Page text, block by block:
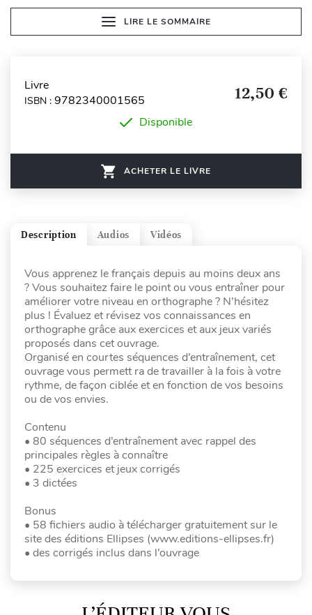
LIRE LE SOMMAIRE
Livre
ISBN : 9782340001565 12,50 €
Disponible
ACHETER LE LIVRE
Vidéos
Audios
Description
Vous apprenez le français depuis au moins deux ans
? Vous souhaitez faire le point ou vous entraîner pour
améliorer votre niveau en orthographe ? N’hésitez
plus ! Évaluez et révisez vos connaissances en
orthographe grâce aux exercices et aux jeux variés
proposés dans cet ouvrage.
Organisé en courtes séquences d’entraînement, cet
ouvrage vous permett ra de travailler à la fois à votre
rythme, de façon ciblée et en fonction de vos besoins
ou de vos envies.
Contenu
• 80 séquences d’entraînement avec rappel des
principales règles à connaître
• 225 exercices et jeux corrigés
• 3 dictées
Bonus
• 58 fichiers audio à télécharger gratuitement sur le
site des éditions Ellipses (www.editions-ellipses.fr)
• des corrigés inclus dans l’ouvrage